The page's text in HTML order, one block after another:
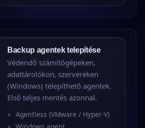
Backup agentek telepítése
Védendő számítógépeken,
adattárolókon, szervereken
(Windows) telepíthető agentek.
Első teljes mentés azonnal.
Agentless (VMware / Hyper-V)
Windows agent